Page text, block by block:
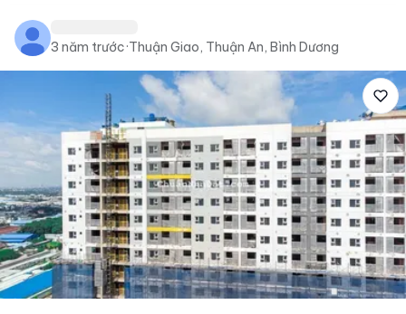
3 năm trước·Thuận Giao, Thuận An, Bình Dương